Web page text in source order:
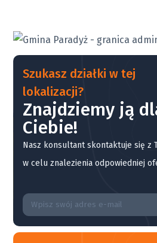
Szukasz działki w tej
lokalizacji?
Znajdziemy ją
Ciebie!
Nasz konsultant skontaktuje się z
w celu znalezienia odpowiedniej